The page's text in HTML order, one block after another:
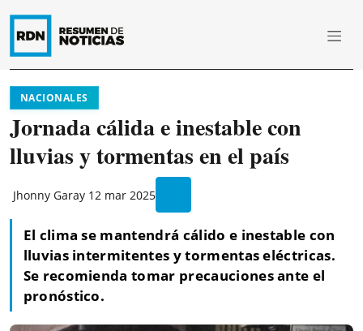
NACIONALES
Jornada cálida e inestable con
lluvias y tormentas en el país
Jhonny Garay 12 mar 2025
El clima se mantendrá cálido e inestable con
lluvias intermitentes y tormentas eléctricas.
Se recomienda tomar precauciones ante el
pronóstico.